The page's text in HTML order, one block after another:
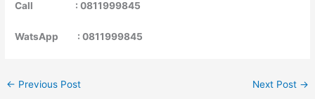
Call : 0811999845
WatsApp : 0811999845
← Previous Post Next Post →